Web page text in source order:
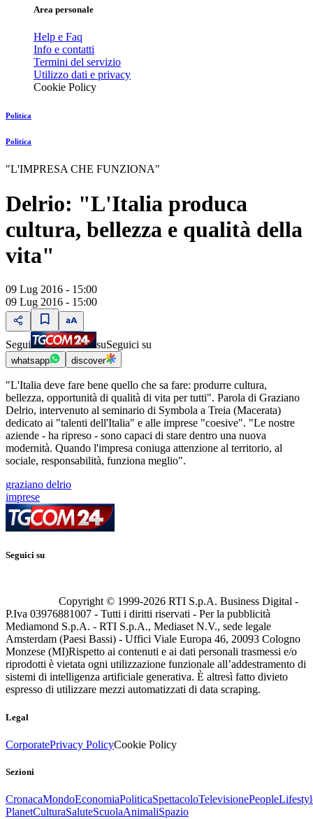
Area personale
Help e Faq
Info e contatti
Termini del servizio
Utilizzo dati e privacy
Cookie Policy
Politica
Politica
"L'IMPRESA CHE FUNZIONA"
Delrio: "L'Italia produca
cultura, bellezza e qualità della
vita"
09 Lug 2016 - 15:00
09 Lug 2016 - 15:00
Segui suSeguici su
whatsapp discover
"L'Italia deve fare bene quello che sa fare: produrre cultura,
bellezza, opportunità di qualità di vita per tutti". Parola di Graziano
Delrio, intervenuto al seminario di Symbola a Treia (Macerata)
dedicato ai "talenti dell'Italia" e alle imprese "coesive". "Le nostre
aziende - ha ripreso - sono capaci di stare dentro una nuova
modernità. Quando l'impresa coniuga attenzione al territorio, al
sociale, responsabilità, funziona meglio".
graziano delrio
imprese
Seguici su
Copyright © 1999-2026 RTI S.p.A. Business Digital -
P.Iva 03976881007 - Tutti i diritti riservati - Per la pubblicità
Mediamond S.p.A. - RTI S.p.A., Mediaset N.V., sede legale
Amsterdam (Paesi Bassi) - Uffici Viale Europa 46, 20093 Cologno
Monzese (MI)Rispetto ai contenuti e ai dati personali trasmessi e/o
riprodotti è vietata ogni utilizzazione funzionale all’addestramento di
sistemi di intelligenza artificiale generativa. È altresì fatto divieto
espresso di utilizzare mezzi automatizzati di data scraping.
Legal
CorporatePrivacy PolicyCookie Policy
Sezioni
CronacaMondoEconomiaPoliticaSpettacoloTelevisionePeople
PlanetCulturaSaluteScuolaAnimaliSpazio